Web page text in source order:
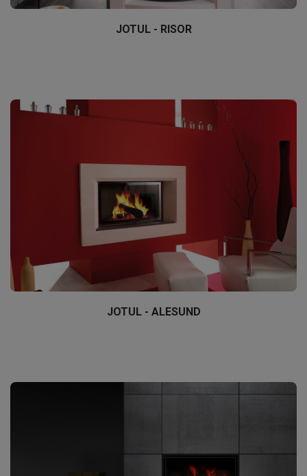
JOTUL - RISOR
JOTUL - ALESUND